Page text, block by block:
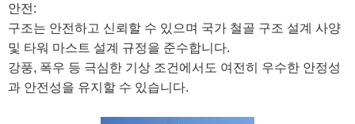
안전:
구조는 안전하고 신뢰할 수 있으며 국가 철골 구조 설계 사양
및 타워 마스트 설계 규정을 준수합니다.
강풍, 폭우 등 극심한 기상 조건에서도 여전히 우수한 안정성
과 안전성을 유지할 수 있습니다.